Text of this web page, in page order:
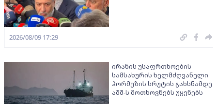
2026/08/09 17:29
ირანის უსაფრთხოების
სამსახურის ხელმძღვანელი
ჰორმუზის სრუტის გახსნამდე
აშშ-ს მოთხოვნებს უყენებს